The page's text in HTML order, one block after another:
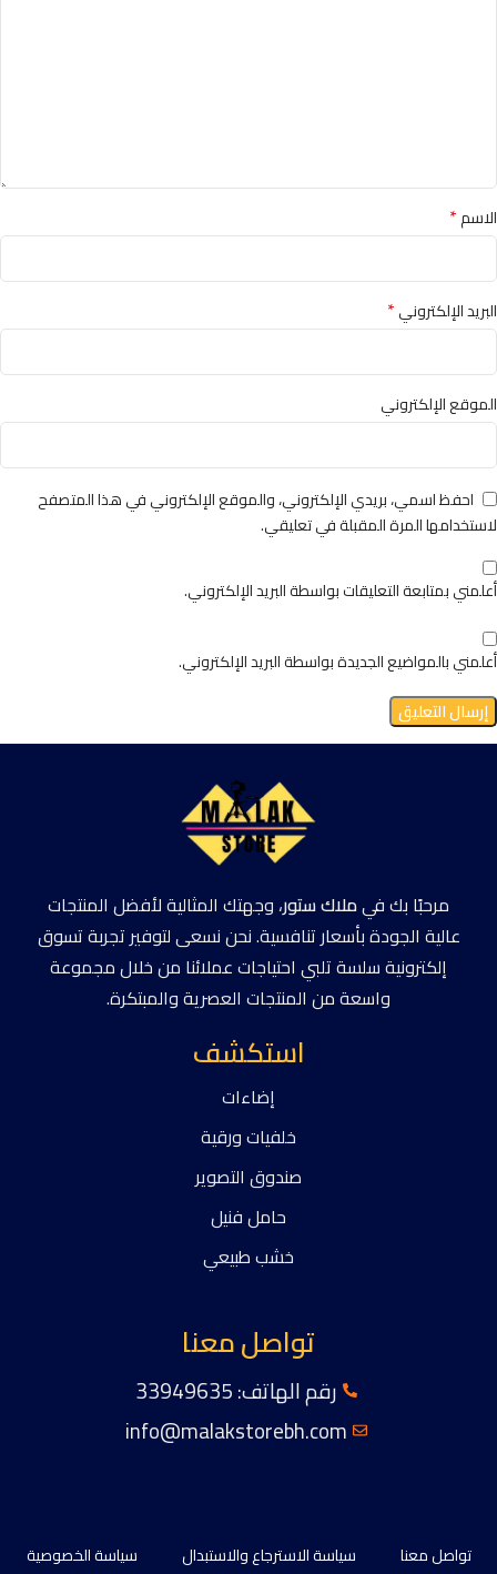
الاسم*
البريد الإلكتروني*
الموقع الإلكتروني
احفظ اسمي، بريدي الإلكتروني، والموقع الإلكتروني في هذا المتصفح
لاستخدامها المرة المقبلة في تعليقي.
أعلمني بمتابعة التعليقات بواسطة البريد الإلكتروني.
أعلمني بالمواضيع الجديدة بواسطة البريد الإلكتروني.
مرحبًا بك فيملاك ستور، وجهتك المثالية لأفضل المنتجات
عالية الجودة بأسعار تنافسية. نحن نسعى لتوفير تجربة تسوق
إلكترونية سلسة تلبي احتياجات عملائنا من خلال مجموعة
واسعة من المنتجات العصرية والمبتكرة.
استكشف
إضاءات
خلفيات ورقية
صندوق التصوير
حامل فنيل
خشب طبيعي
تواصل معنا
رقم الهاتف: 33949635
info@malakstorebh.com
تواصل معنا سياسة الاسترجاع والاستبدال سياسة الخصوصية